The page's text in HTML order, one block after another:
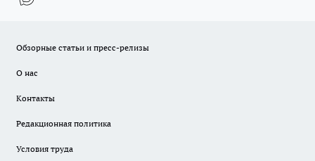
Обзорные статьи и пресс-релизы
О нас
Контакты
Редакционная политика
Условия труда